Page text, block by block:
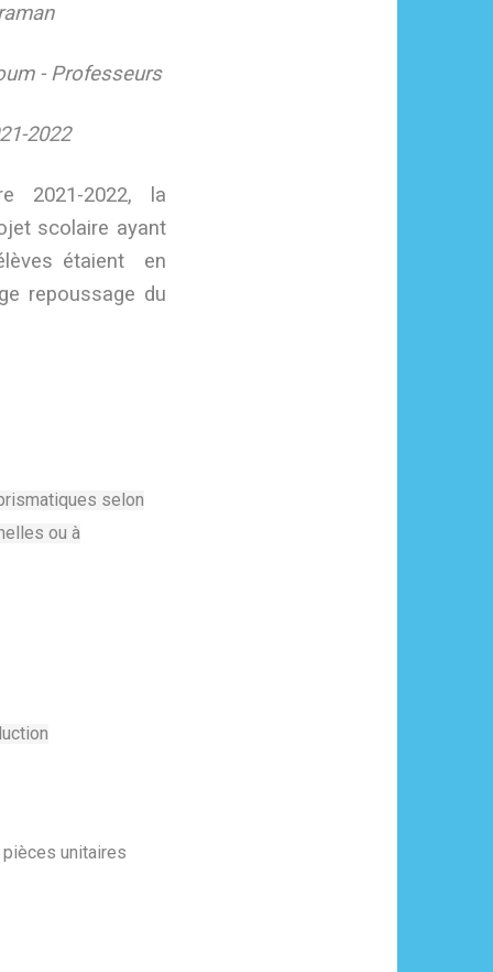
- Professeurs
2022
2021-2022, la
scolaire ayant
étaient en
repoussage du
selon
ou à
unitaires